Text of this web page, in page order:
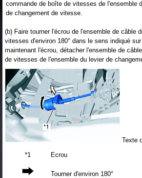
commande de boîte de vitesses de l'ensemble
de changement de vitesse.
(b) Faire tourner l'écrou de l'ensemble de câble
vitesses d'environ 180° dans le sens indiqué
maintenant l'écrou, détacher l'ensemble de
de vitesses de l'ensemble du levier de
Texte
*1
Ecrou
Tourner d'environ 180°